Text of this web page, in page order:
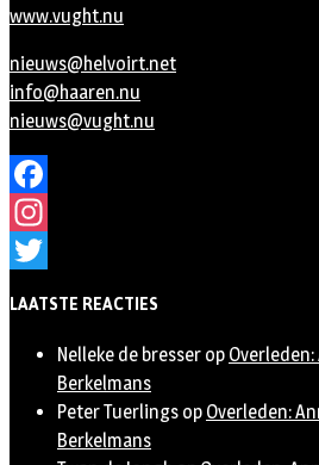
www.vught.nu
nieuws@helvoirt.net
info@haaren.nu
nieuws@vught.nu
Facebook
Instagram
LAATSTE REACTIES
Nelleke de bresser op
Berkelmans
Peter Tuerlings op Overleden:
Berkelmans